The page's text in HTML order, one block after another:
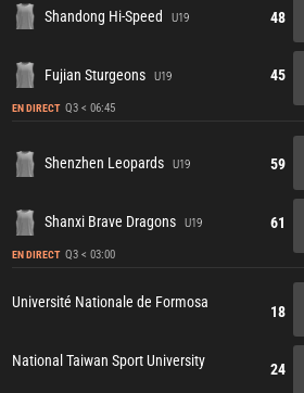
Shandong Hi-Speed U19
Fujian Sturgeons U19
EN DIRECT Q3 < 06:45
48
45
Shenzhen Leopards U19
Shanxi Brave Dragons U19
EN DIRECT Q3 < 03:00
59
61
Université Nationale de Formosa
National Taiwan Sport University
18
24